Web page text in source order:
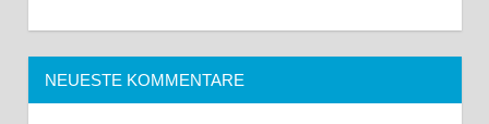
NEUESTE KOMMENTARE